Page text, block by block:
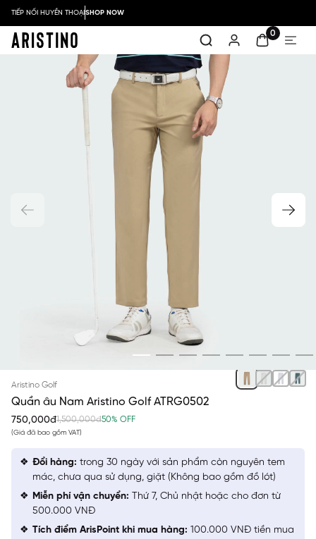
TIẾP NỐI HUYỀN THOẠISHOP NOW
0
Aristino Golf
Quần âu Nam Aristino Golf ATRG0502
750,000đ1,500,000đ50% OFF
(Giá đã bao gồm VAT)
Đổi hàng: trong 30 ngày với sản phẩm còn nguyên tem
mác, chưa qua sử dụng, giặt (Không bao gồm đồ lót)
Miễn phí vận chuyển: Thứ 7, Chủ nhật hoặc cho đơn từ
500.000 VNĐ
Tích điểm ArisPoint khi mua hàng: 100.000 VNĐ tiền mua